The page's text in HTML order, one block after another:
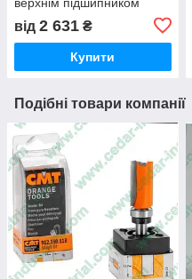
від 2 631 ₴
Купити
Подібні товари компанії